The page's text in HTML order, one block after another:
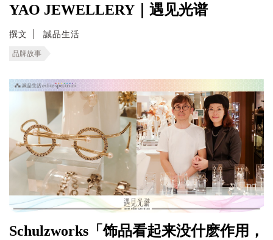
YAO JEWELLERY｜遇见光谱
撰文 誠品生活
品牌故事
Schulzworks「饰品看起来没什麽作用，